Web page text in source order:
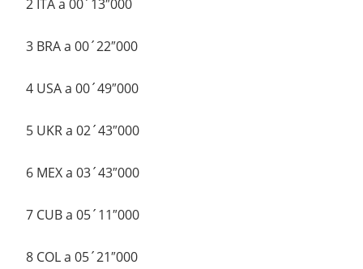
2 ITA a 00´13″000
3 BRA a 00´22″000
4 USA a 00´49″000
5 UKR a 02´43″000
6 MEX a 03´43″000
7 CUB a 05´11″000
8 COL a 05´21″000